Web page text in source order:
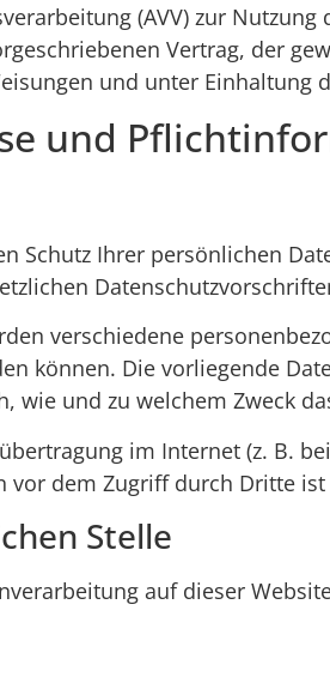
(AVV) zur
Vertrag, der
und unter Einhaltung
und
Schutz Ihrer persönlichen
verschiedene
können. Die vorliegende
wie und zu welchem Zweck
im Internet (z. B.
vor dem Zugriff durch Dritte
Stelle
auf dieser